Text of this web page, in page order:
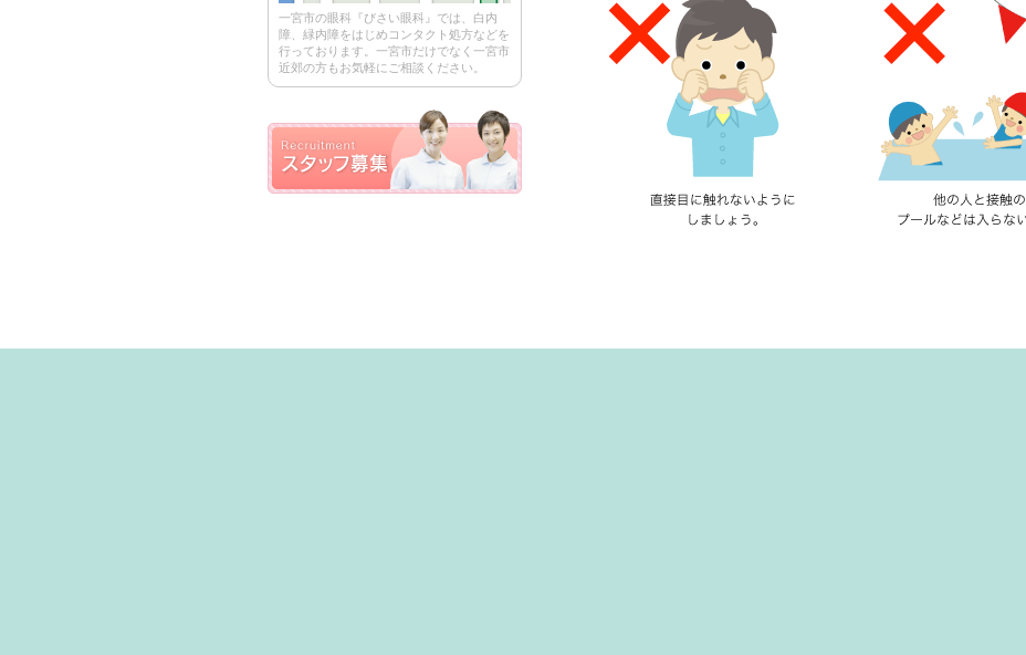
一宮市の眼科『びさい眼科』では、白内
障、緑内障をはじめコンタクト処方などを
行っております。一宮市だけでなく一宮市
近郊の方もお気軽にご相談ください。